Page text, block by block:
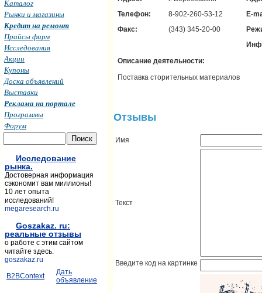
Телефон:
8-902-260-53-12
E-
Факс:
(343) 345-20-00
Описание деятельности:
Поставка сторительных материалов
Отзывы
Имя
Текст
Введите код на картинке
Каталог
Рынки и магазины
Кредит на ремонт
Прайсы фирм
Исследования
Акции
Купоны
Доска объявлений
Выставки
Реклама на портале
Программы
Форум
Исследование
рынка.
Достоверная информация
сэкономит вам миллионы!
10 лет опыта
исследований!
megaresearch.ru
Goszakaz. ru:
реальные отзывы
о работе с этим сайтом
читайте здесь.
goszakaz.ru
B2BContext
Дать
объявление